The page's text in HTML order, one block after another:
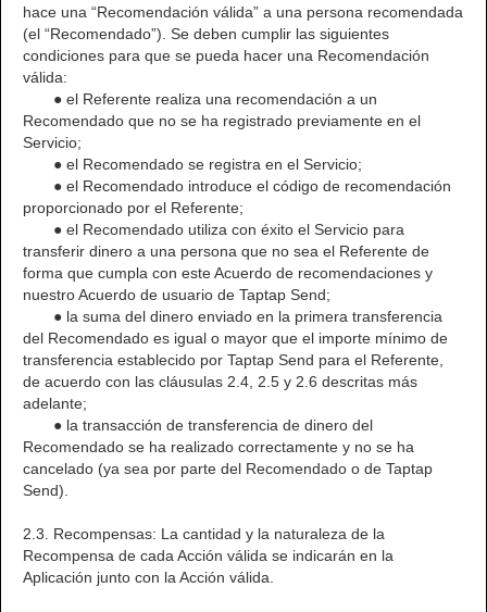
hace una “Recomendación válida” a una persona recomendada
(el “Recomendado”). Se deben cumplir las siguientes
condiciones para que se pueda hacer una Recomendación
válida:
● el Referente realiza una recomendación a un
Recomendado que no se ha registrado previamente en el
Servicio;
● el Recomendado se registra en el Servicio;
● el Recomendado introduce el código de recomendación
proporcionado por el Referente;
● el Recomendado utiliza con éxito el Servicio para
transferir dinero a una persona que no sea el Referente de
forma que cumpla con este Acuerdo de recomendaciones y
nuestro Acuerdo de usuario de Taptap Send;
● la suma del dinero enviado en la primera transferencia
del Recomendado es igual o mayor que el importe mínimo de
transferencia establecido por Taptap Send para el Referente,
de acuerdo con las cláusulas 2.4, 2.5 y 2.6 descritas más
adelante;
● la transacción de transferencia de dinero del
Recomendado se ha realizado correctamente y no se ha
cancelado (ya sea por parte del Recomendado o de Taptap
Send).
2.3. Recompensas: La cantidad y la naturaleza de la
Recompensa de cada Acción válida se indicarán en la
Aplicación junto con la Acción válida.